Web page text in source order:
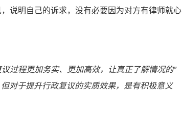
说明自己的诉求，没有必要因为对方有律师就心
过程更加务实、更加高效，让真正了解情况的”
对于提升行政复议的实质效果，是有积极意义